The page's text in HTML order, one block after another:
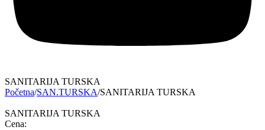
SANITARIJA TURSKA
Početna/SAN.TURSKA/SANITARIJA TURSKA
SANITARIJA TURSKA
Cena: